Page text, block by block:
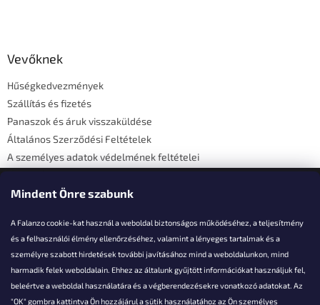
Mindent Önre szabunk
A Falanzo cookie-kat használ a weboldal biztonságos működéséhez, a teljesítmény
és a felhasználói élmény ellenőrzéséhez, valamint a lényeges tartalmak és a
személyre szabott hirdetések további javításához mind a weboldalunkon, mind
harmadik felek weboldalain. Ehhez az általunk gyűjtött információkat használjuk fel,
beleértve a weboldal használatára és a végberendezésekre vonatkozó adatokat. Az
"OK" gombra kattintva Ön hozzájárul a sütik használatához az Ön személyes
Vevőknek
Hűségkedvezmények
Szállítás és fizetés
Panaszok és áruk visszaküldése
Általános Szerződési Feltételek
A személyes adatok védelmének feltételei
Elérhetőségi adatok
Akarsz kérdezni valamit?
info@falanzo.hu